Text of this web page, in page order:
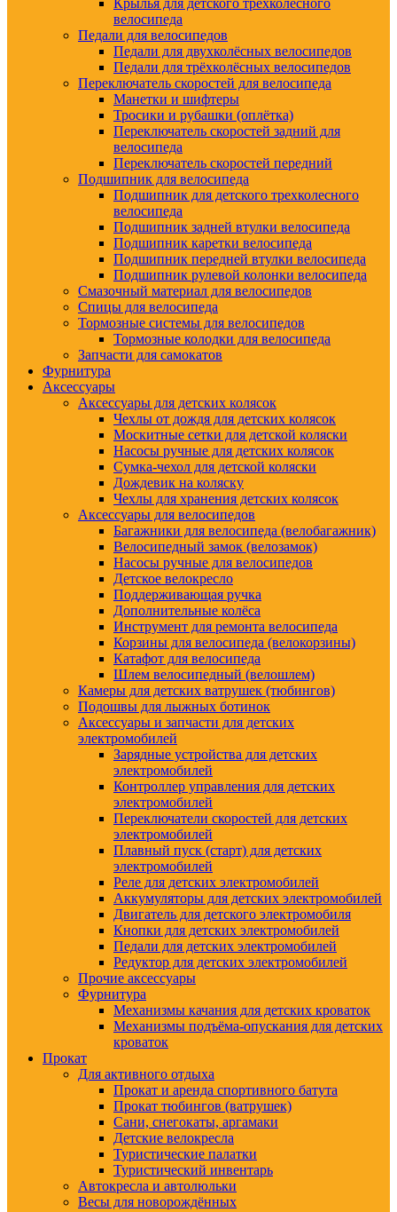
Крылья для детского трехколесного
велосипеда
Педали для велосипедов
Педали для двухколёсных велосипедов
Педали для трёхколёсных велосипедов
Переключатель скоростей для велосипеда
Манетки и шифтеры
Тросики и рубашки (оплётка)
Переключатель скоростей задний для
велосипеда
Переключатель скоростей передний
Подшипник для велосипеда
Подшипник для детского трехколесного
велосипеда
Подшипник задней втулки велосипеда
Подшипник каретки велосипеда
Подшипник передней втулки велосипеда
Подшипник рулевой колонки велосипеда
Смазочный материал для велосипедов
Спицы для велосипеда
Тормозные системы для велосипедов
Тормозные колодки для велосипеда
Запчасти для самокатов
Фурнитура
Аксессуары
Аксессуары для детских колясок
Чехлы от дождя для детских колясок
Москитные сетки для детской коляски
Насосы ручные для детских колясок
Сумка-чехол для детской коляски
Дождевик на коляску
Чехлы для хранения детских колясок
Аксессуары для велосипедов
Багажники для велосипеда (велобагажник)
Велосипедный замок (велозамок)
Насосы ручные для велосипедов
Детское велокресло
Поддерживающая ручка
Дополнительные колёса
Инструмент для ремонта велосипеда
Корзины для велосипеда (велокорзины)
Катафот для велосипеда
Шлем велосипедный (велошлем)
Камеры для детских ватрушек (тюбингов)
Подошвы для лыжных ботинок
Аксессуары и запчасти для детских
электромобилей
Зарядные устройства для детских
электромобилей
Контроллер управления для детских
электромобилей
Переключатели скоростей для детских
электромобилей
Плавный пуск (старт) для детских
электромобилей
Реле для детских электромобилей
Аккумуляторы для детских электромобилей
Двигатель для детского электромобиля
Кнопки для детских электромобилей
Педали для детских электромобилей
Редуктор для детских электромобилей
Прочие аксессуары
Фурнитура
Механизмы качания для детских кроваток
Механизмы подъёма-опускания для детских
кроваток
Прокат
Для активного отдыха
Прокат и аренда спортивного батута
Прокат тюбингов (ватрушек)
Сани, снегокаты, аргамаки
Детские велокресла
Туристические палатки
Туристический инвентарь
Автокресла и автолюльки
Весы для новорождённых